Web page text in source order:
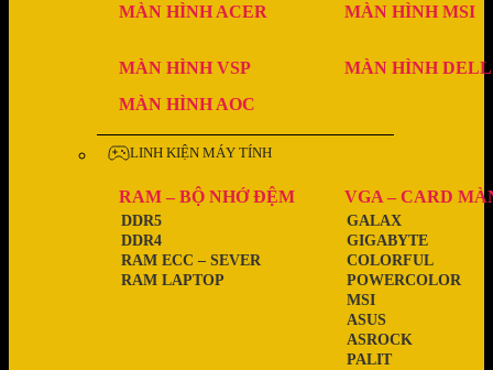
MÀN HÌNH ACER MÀN HÌNH MSI
MÀN HÌNH VSP
MÀN HÌNH DELL
MÀN HÌNH AOC
LINH KIỆN MÁY TÍNH
RAM – BỘ NHỚ ĐỆM
RAM LAPTOP
RAM ECC – SEVER
DDR4
DDR5
VGA – CARD
PALIT
ASROCK
ASUS
MSI
POWERCOLOR
COLORFUL
GIGABYTE
GALAX